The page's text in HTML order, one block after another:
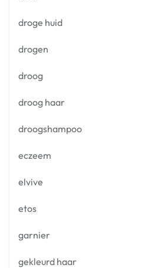
droge huid
drogen
droog
droog haar
droogshampoo
eczeem
elvive
etos
garnier
gekleurd haar